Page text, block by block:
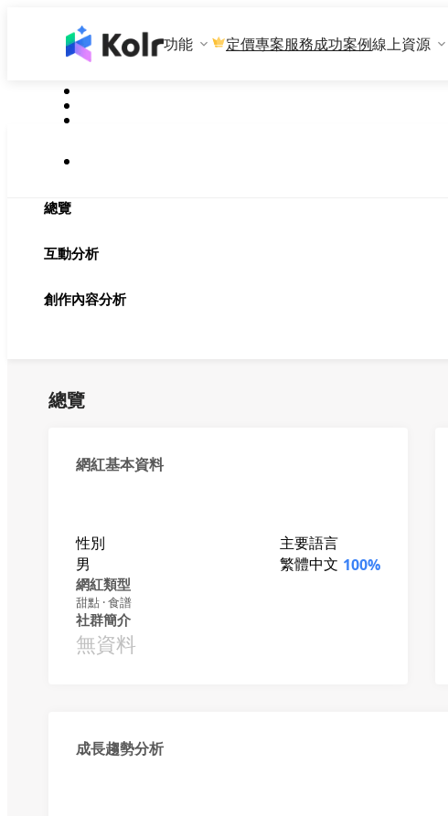
功能 定價專案服務成功案例線上資源
總覽
互動分析
創作內容分析
總覽
網紅基本資料
性別
男
主要語言
繁體中文 100%
網紅類型
甜點 · 食譜
社群簡介
無資料
成長趨勢分析